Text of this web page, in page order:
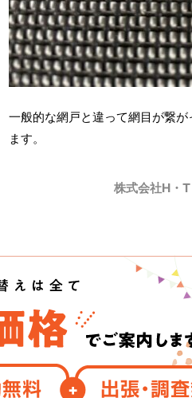
一般的な網戸と違って網目が繋
ます。
株式会社H・